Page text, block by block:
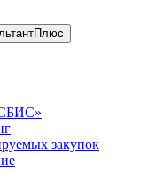
закупок